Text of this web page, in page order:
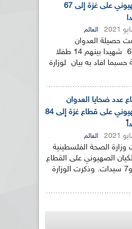
الصهيوني على غزة إلى 67
العالم
حصيلة العدوان
الصهيوني على قطاع غزة إلى 67 شهيدا بينهم 14 طفلا
حسبما افاد به بيان لوزارة
عدد ضحايا العدوان
الصهيوني على قطاع غزة إلى 84
العالم
وزارة الصحة الفلسطينية
الصهيوني على القطاع
إلى 84 شهيدا, بينهم 17 طفلا و7 سيدات. وذكرت الوزارة